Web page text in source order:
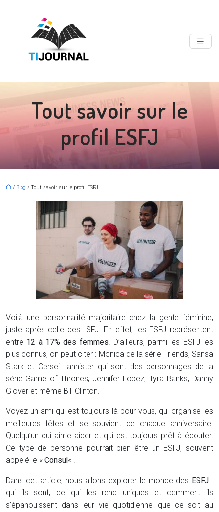
Tout savoir sur le
profil ESFJ
/ Blog / Tout savoir sur le profil ESFJ
Voilà une personnalité majoritaire chez la gente féminine,
juste après celle des ISFJ. En effet, les ESFJ représentent
entre 12 à 17% des femmes. D’ailleurs, parmi les ESFJ les
plus connus, on peut citer : Monica de la série Friends, Sansa
Stark et Cersei Lannister qui sont des personnages de la
série Game of Thrones, Jennifer Lopez, Tyra Banks, Danny
Glover et même Bill Clinton.
Voyez un ami qui est toujours là pour vous, qui organise les
meilleures fêtes et se souvient de chaque anniversaire.
Quelqu’un qui aime aider et qui est toujours prêt à écouter.
Ce type de personne pourrait bien être un ESFJ, souvent
appelé le « Consul« .
Dans cet article, nous allons explorer le monde des ESFJ:
qui ils sont, ce qui les rend uniques et comment ils
s’épanouissent dans leur vie quotidienne, que ce soit au